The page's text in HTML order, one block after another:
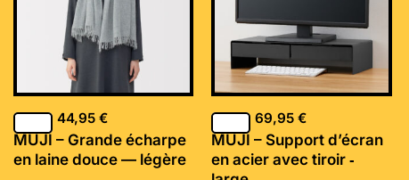
44,95 €
MUJI – Grande écharpe
en laine douce — légère
69,95€
MUJI – Support d’écran
en acier avec tiroir ‐